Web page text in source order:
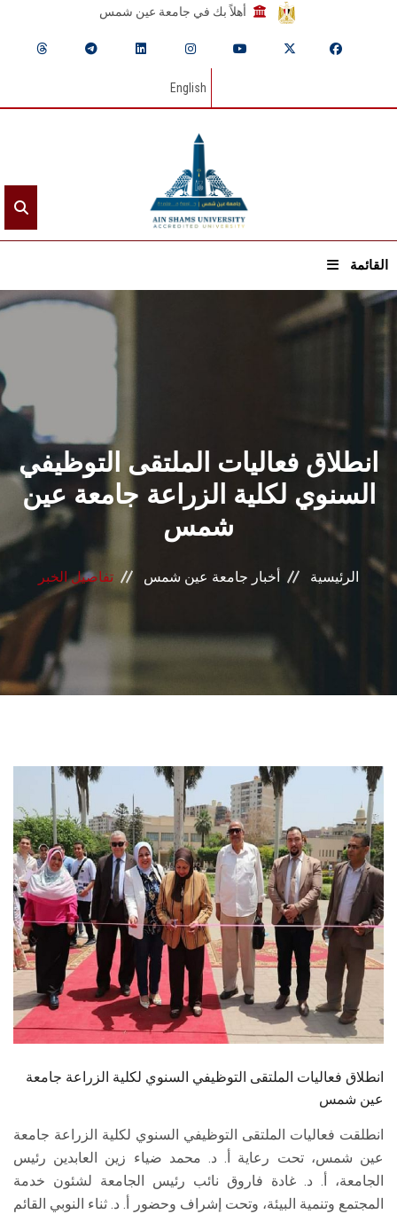
أهلاً بك في جامعة عين شمس
English
القائمة
الرئيسيـة
القطاعـات
الشئون الأكاديمية
البحث العلمي
المراكز والوحدات
الأنظمة الذكية
الطلاب
هيئة التدريس
الدراسات العليا
الخريجين
الموظفون
الزائـرون
انطلاق فعاليات الملتقى التوظيفي
السنوي لكلية الزراعة جامعة عين
شمس
الرئيسية أخبار جامعة عين شمس تفاصيل الخبر
انطلاق فعاليات الملتقى التوظيفي السنوي لكلية الزراعة جامعة
عين شمس
انطلقت فعاليات الملتقى التوظيفي السنوي لكلية الزراعة جامعة
عين شمس، تحت رعاية أ. د. محمد ضياء زين العابدين رئيس
الجامعة، أ. د. غادة فاروق نائب رئيس الجامعة لشئون خدمة
المجتمع وتنمية البيئة، وتحت إشراف وحضور أ. د. ثناء النوبي القائم